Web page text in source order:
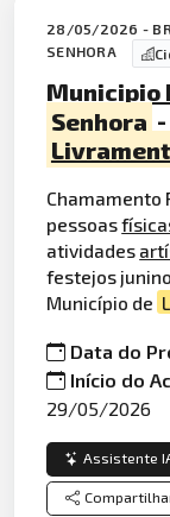
28/05/2026 -
SENHORA
Municipio
Senhora
Chamamento
pessoas
atividades
festejos
Município de
Data do
Início do
29/05/2026
Assistente